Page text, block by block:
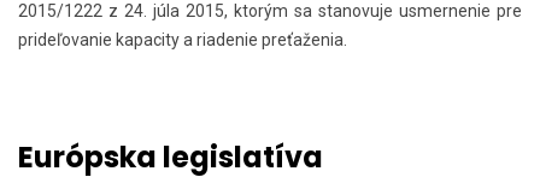
2015/1222 z 24. júla 2015, ktorým sa stanovuje usmernenie pre
prideľovanie kapacity a riadenie preťaženia.
Európska legislatíva